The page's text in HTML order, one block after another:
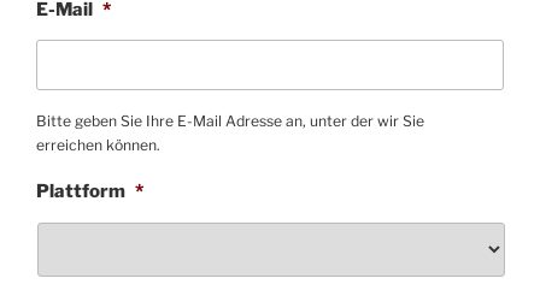
E-Mail *
Bitte geben Sie Ihre E-Mail Adresse an, unter der wir Sie
erreichen können.
Plattform *